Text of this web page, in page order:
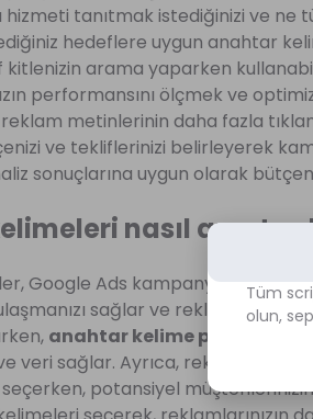
hizmeti tanıtmak istediğinizi ve
hedeflere uygun anahtar
kitlenizin arama yaparken
performansını ölçmek ve
metinlerinin daha fazla
ve tekliflerinizi belirleyerek
sonuçlarına uygun olarak
nasıl
Google Ads kampanyalarınızın
sağlar ve reklamlarınızın
anahtar kelime planlayıcı
veri sağlar. Ayrıca, rekabet
potansiyel müşterilerinizin
Tüm
olun,